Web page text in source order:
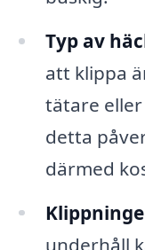
Typ av
att klippa
tätare
detta
därmed
underhåll